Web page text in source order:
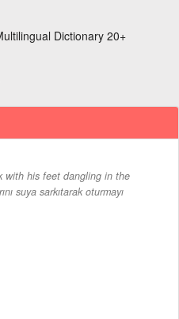
Dictionary 20+
with his feet dangling in the
suya sarkıtarak oturmayı